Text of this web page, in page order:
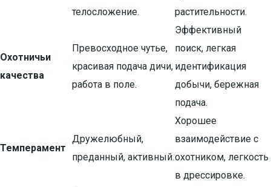
телосложение.
растительности.
Охотничьи
качества
Превосходное чутье,
красивая подача дичи,
работа в поле.
Эффективный
поиск, легкая
идентификация
добычи, бережная
подача.
Темперамент
Дружелюбный,
преданный, активный.
Хорошее
взаимодействие с
охотником, легкость
в дрессировке.